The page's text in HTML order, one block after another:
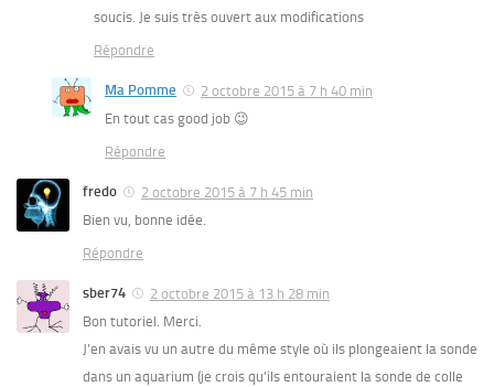
soucis. Je suis très ouvert aux modifications
Répondre
Ma Pomme
2 octobre 2015 à 7 h 40 min
En tout cas good job 😉
Répondre
fredo
2 octobre 2015 à 7 h 45 min
Bien vu, bonne idée.
Répondre
sber74
2 octobre 2015 à 13 h 28 min
Bon tutoriel. Merci.
J’en avais vu un autre du même style où ils plongeaient la sonde
dans un aquarium (je crois qu’ils entouraient la sonde de colle